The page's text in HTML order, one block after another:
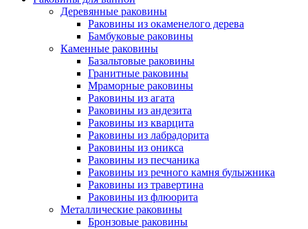
Деревянные раковины
Раковины из окаменелого дерева
Бамбуковые раковины
Каменные раковины
Базальтовые раковины
Гранитные раковины
Мраморные раковины
Раковины из агата
Раковины из андезита
Раковины из кварцита
Раковины из лабрадорита
Раковины из оникса
Раковины из песчаника
Раковины из речного камня булыжника
Раковины из травертина
Раковины из флюорита
Металлические раковины
Бронзовые раковины